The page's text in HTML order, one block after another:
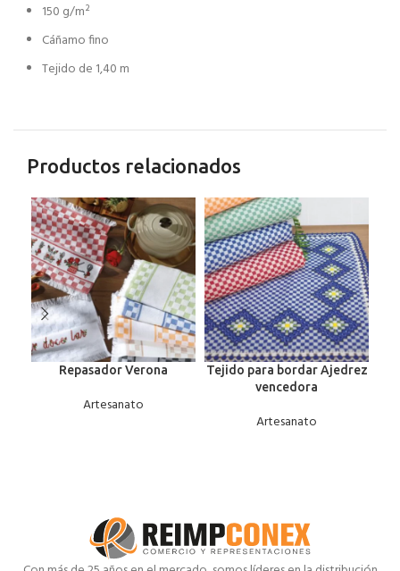
150 g/m²
Cáñamo fino
Tejido de 1,40 m
Productos relacionados
Repasador Verona
Artesanato
Tejido para bordar Ajedrez
vencedora
Artesanato